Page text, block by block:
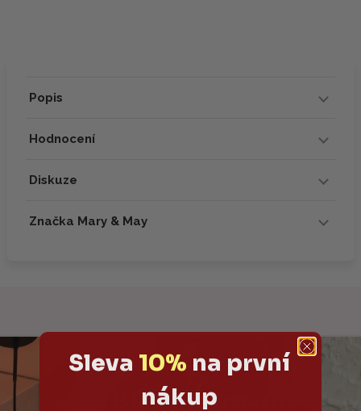
Popis
Hodnocení
Diskuze
Značka Mary & May
Sleva 10% na první
nákup